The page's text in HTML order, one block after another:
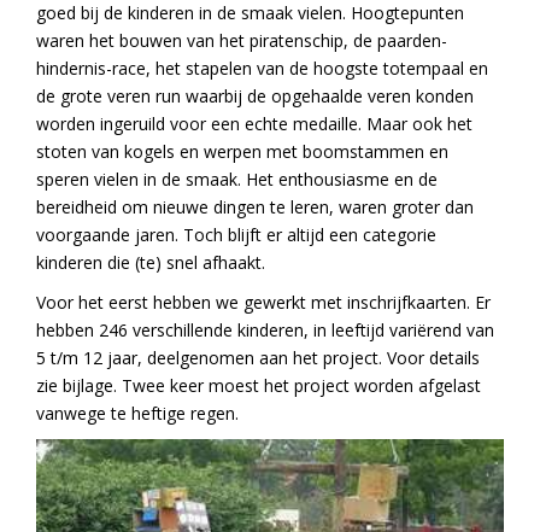
goed bij de kinderen in de smaak vielen. Hoogtepunten
waren het bouwen van het piratenschip, de paarden-
hindernis-race, het stapelen van de hoogste totempaal en
de grote veren run waarbij de opgehaalde veren konden
worden ingeruild voor een echte medaille. Maar ook het
stoten van kogels en werpen met boomstammen en
speren vielen in de smaak. Het enthousiasme en de
bereidheid om nieuwe dingen te leren, waren groter dan
voorgaande jaren. Toch blijft er altijd een categorie
kinderen die (te) snel afhaakt.
Voor het eerst hebben we gewerkt met inschrijfkaarten. Er
hebben 246 verschillende kinderen, in leeftijd variërend van
5 t/m 12 jaar, deelgenomen aan het project. Voor details
zie bijlage. Twee keer moest het project worden afgelast
vanwege te heftige regen.